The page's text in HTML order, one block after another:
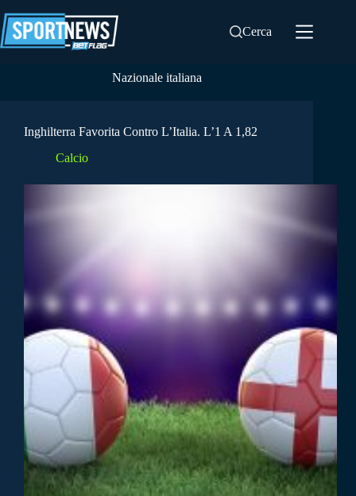
al
contenuto
Cerca
Nazionale italiana
Inghilterra Favorita Contro L’Italia. L’1 A 1,82
Calcio